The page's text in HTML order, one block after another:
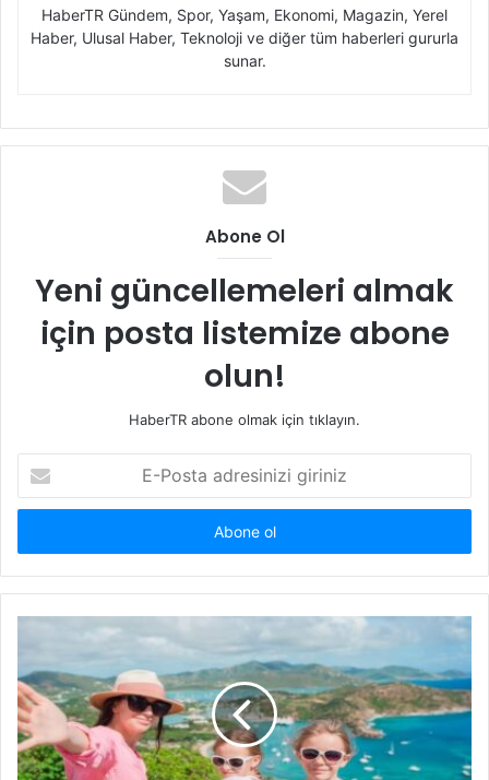
HaberTR Gündem, Spor, Yaşam, Ekonomi, Magazin, Yerel
Haber, Ulusal Haber, Teknoloji ve diğer tüm haberleri gururla
sunar.
Abone Ol
Yeni güncellemeleri almak
için posta listemize abone
olun!
HaberTR abone olmak için tıklayın.
Posta
adresinizi